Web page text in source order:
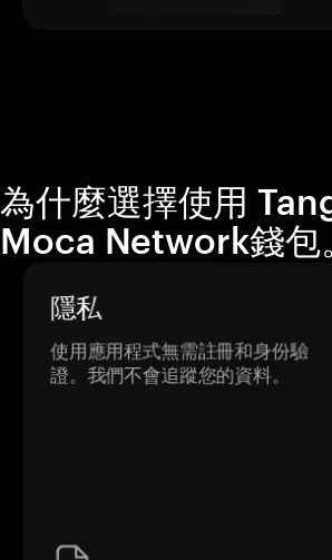
為什麼選擇使用
Moca Network錢包
隱私
使用應用程式無需註冊和身份驗
證。我們不會追蹤您的資料。